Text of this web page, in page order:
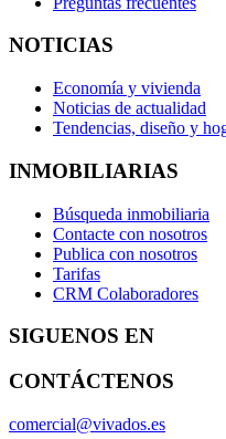
NOTICIAS
Economía y vivienda
Noticias de actualidad
Tendencias, diseño y
INMOBILIARIAS
Búsqueda inmobiliaria
Contacte con nosotros
Publica con nosotros
Tarifas
CRM Colaboradores
SIGUENOS EN
CONTÁCTENOS
comercial@vivados.es